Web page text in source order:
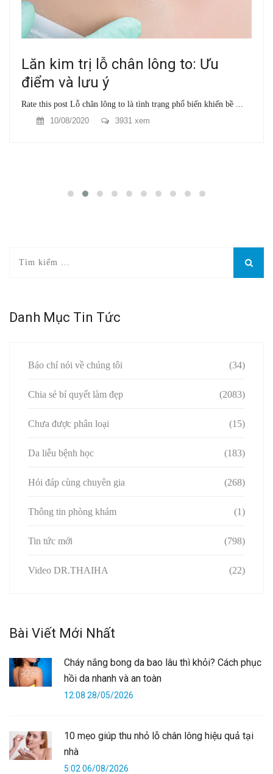
Lăn kim trị lỗ chân lông to: Ưu
điểm và lưu ý
Rate this post Lỗ chân lông to là tình trạng phổ biến khiến bề ...
10/08/2020
3931 xem
Danh Mục Tin Tức
Báo chí nói về chúng tôi (34)
Chia sẻ bí quyết làm đẹp (2083)
Chưa được phân loại (15)
Da liễu bệnh học (183)
Hỏi đáp cùng chuyên gia (268)
Thông tin phòng khám (1)
Tin tức mới (798)
Video DR.THAIHA (22)
Bài Viết Mới Nhất
Cháy nắng bong da bao lâu thì khỏi? Cách phục
hồi da nhanh và an toàn
12:08 28/05/2026
10 mẹo giúp thu nhỏ lỗ chân lông hiệu quả tại
nhà
5:02 06/08/2026